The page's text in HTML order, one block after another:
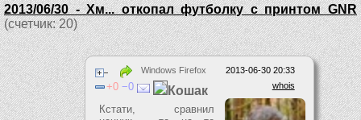
2013/06/30 - Хм... откопал футболку с принтом GNR
(счетчик: 20)
2013-06-30 20:33
Windows Firefox
whois
0 0 Кошак
Кстати, сравнил